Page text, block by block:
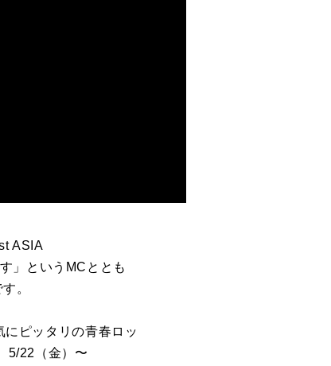
ASIA
」というMCととも
。
ピッタリの青春ロッ
5/22（金）〜